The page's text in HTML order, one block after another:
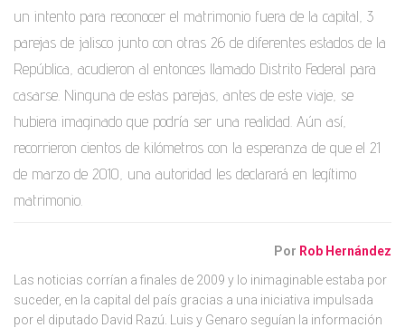
un intento para reconocer el matrimonio fuera de la capital, 3
parejas de jalisco junto con otras 26 de diferentes estados de la
República, acudieron al entonces llamado Distrito Federal para
casarse. Ninguna de estas parejas, antes de este viaje, se
hubiera imaginado que podría ser una realidad. Aún así,
recorrieron cientos de kilómetros con la esperanza de que el 21
de marzo de 2010, una autoridad les declarará en legítimo
matrimonio.
Por Rob Hernández
Las noticias corrían a finales de 2009 y lo inimaginable estaba por
suceder, en la capital del país gracias a una iniciativa impulsada
por el diputado David Razú. Luis y Genaro seguían la información